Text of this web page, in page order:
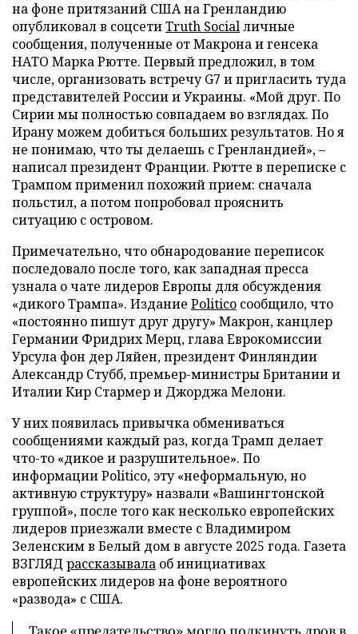
на фоне притязаний США на Гренландию
опубликовал в соцсетиTruth Socialличные
сообщения, полученные от Макрона и генсека
НАТО Марка Рютте. Первый предложил, в том
числе, организовать встречу G7 и пригласить туда
представителей России и Украины. «Мой друг. По
Сирии мы полностью совпадаем во взглядах. По
Ирану можем добиться больших результатов. Но я
не понимаю, что ты делаешь с Гренландией», –
написал президент Франции. Рютте в переписке с
Трампом применил похожий прием: сначала
польстил, а потом попробовал прояснить
ситуацию с островом.
Примечательно, что обнародование переписок
последовало после того, как западная пресса
узнала о чате лидеров Европы для обсуждения
«дикого Трампа». Издание Politico сообщило, что
«постоянно пишут друг другу» Макрон, канцлер
Германии Фридрих Мерц, глава Еврокомиссии
Урсула фон дер Ляйен, президент Финляндии
Александр Стубб, премьер-министры Британии и
Италии Кир Стармер и Джорджа Мелони.
У них появилась привычка обмениваться
сообщениями каждый раз, когда Трамп делает
что-то «дикое и разрушительное». По
информации Politico, эту «неформальную, но
активную структуру» назвали «Вашингтонской
группой», после того как несколько европейских
лидеров приезжали вместе с Владимиром
Зеленским в Белый дом в августе 2025 года. Газета
ВЗГЛЯД рассказывала об инициативах
европейских лидеров на фоне вероятного
«развода» с США.
Такое «предательство» могло подкинуть дров в